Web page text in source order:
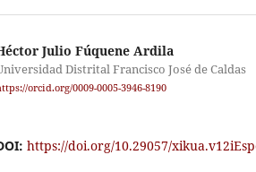
Julio Fúquene Ardila
Distrital Francisco José de Caldas
orcid.org/0009-0005-3946-8190
https://doi.org/10.29057/